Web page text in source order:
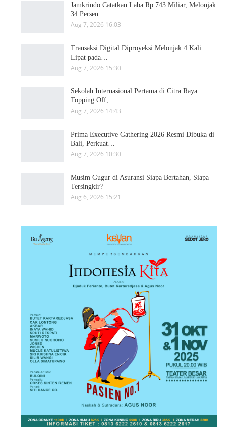
Jamkrindo Catatkan Laba Rp 743 Miliar, Melonjak
34 Persen
Aug 7, 2026 16:03
Transaksi Digital Diproyeksi Melonjak 4 Kali
Lipat pada…
Aug 7, 2026 15:30
Sekolah Internasional Pertama di Citra Raya
Topping Off,…
Aug 7, 2026 14:43
Prima Executive Gathering 2026 Resmi Dibuka di
Bali, Perkuat…
Aug 7, 2026 10:30
Musim Gugur di Asuransi Siapa Bertahan, Siapa
Tersingkir?
Aug 6, 2026 15:21